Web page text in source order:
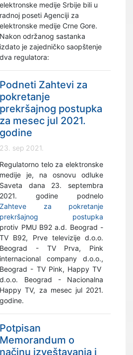
elektronske medije Srbije bili u
radnoj poseti Agenciji za
elektronske medije Crne Gore.
Nakon održanog sastanka
izdato je zajedničko saopštenje
dva regulatora:
Podneti Zahtevi za
pokretanje
prekršajnog postupka
za mesec jul 2021.
godine
23. sep 2021.
Regulatorno telo za elektronske
medije je, na osnovu odluke
Saveta dana 23. septembra
2021. godine podnelo
Zahteve za pokretanje
prekršajnog postupka
protiv PMU B92 a.d. Beograd -
TV B92, Prve televizije d.o.o.
Beograd - TV Prva, Pink
internacional company d.o.o.,
Beograd - TV Pink, Happy TV
d.o.o. Beograd - Nacionalna
Happy TV, za mesec jul 2021.
godine.
Potpisan
Memorandum o
načinu izveštavanja i